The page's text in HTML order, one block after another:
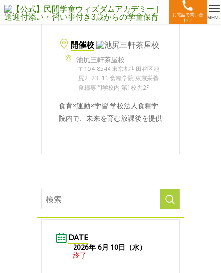
お電話で問い合
わせ
MENU
開催校
池尻三軒茶屋校
〒154-8544 東京都世田谷区池
尻2−23−11 食糧学院 東京栄養
食糧専門学校内 第1校舎2F
食育×運動×学習 学校法人食糧学
院内で、未来を育む放課後を提供
DATE
2026年 6月 10日（水）
終了